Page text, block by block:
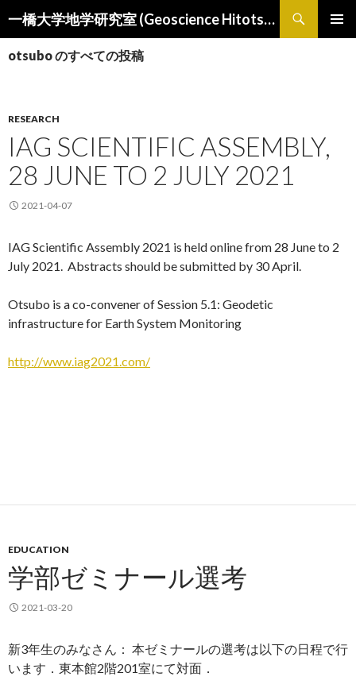
一橋大学地学研究室 (Geoscience Hitotsubashi)
ン
へ
キ
ッ
プ
otsubo のすべての投稿
RESEARCH
IAG SCIENTIFIC ASSEMBLY,
28 JUNE TO 2 JULY 2021
2021-04-07
IAG Scientific Assembly 2021 is held online from 28 June to 2
July 2021. Abstracts should be submitted by 30 April.
Otsubo is a co-convener of Session 5.1: Geodetic
infrastructure for Earth System Monitoring
http://www.iag2021.com/
EDUCATION
学部ゼミナール選考
2021-03-20
新3年生のみなさん： 本ゼミナールの選考は以下の日程で行
います．東本館2階201室にて対面．